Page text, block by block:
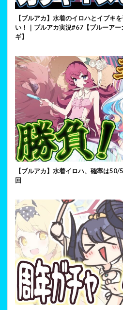
【ブルアカ】水着のイロハとイブキ
い！｜ブルアカ実況#67【ブルーア
ギ】
【ブルアカ】水着イロハ、確率は
回